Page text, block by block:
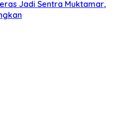
Jadi Sentra Muktamar,